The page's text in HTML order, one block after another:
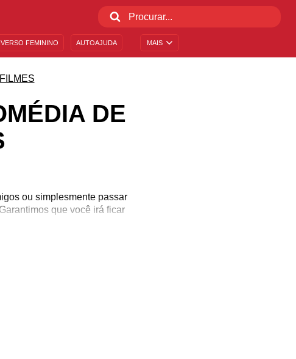
MAIS
FEMININO AUTOAJUDA
FILMES
DE
ou simplesmente passar
que você irá ficar